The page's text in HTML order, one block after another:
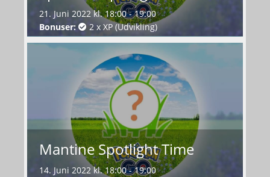
21. Juni 2022 kl. 18:00 - 19:00
Bonuser:
2 x XP (Udvikling)
Mantine Spotlight Time
14. Juni 2022 kl. 18:00 - 19:00